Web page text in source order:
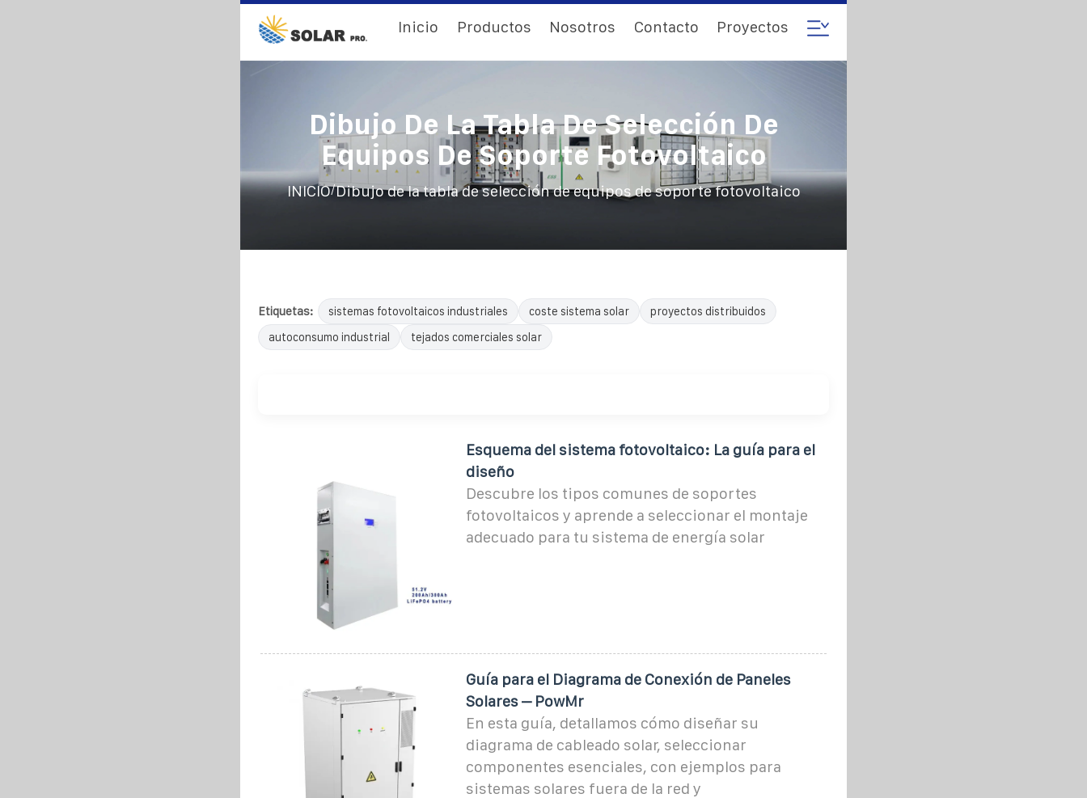
Inicio Productos Nosotros Contacto Proyectos
Dibujo De La Tabla De Selección De
Equipos De Soporte Fotovoltaico
INICIO/Dibujo de la tabla de selección de equipos de soporte fotovoltaico
Etiquetas: sistemas fotovoltaicos industriales coste sistema solar
proyectos distribuidos
autoconsumo industrial
tejados comerciales solar
Esquema del sistema fotovoltaico: La guía para el
diseño
Descubre los tipos comunes de soportes
fotovoltaicos y aprende a seleccionar el montaje
adecuado para tu sistema de energía solar
Guía para el Diagrama de Conexión de Paneles
Solares – PowMr
En esta guía, detallamos cómo diseñar su
diagrama de cableado solar, seleccionar
componentes esenciales, con ejemplos para
sistemas solares fuera de la red y